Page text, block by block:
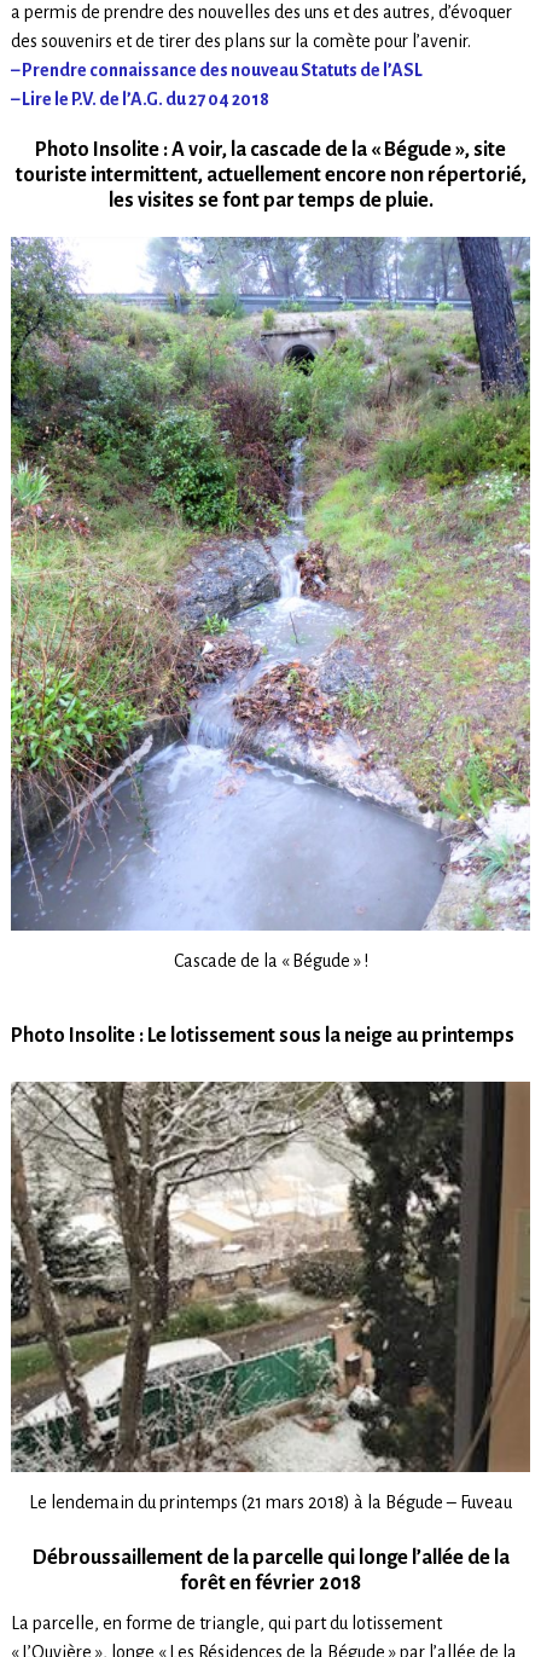
a permis de prendre des nouvelles des uns et des autres, d’évoquer
des souvenirs et de tirer des plans sur la comète pour l’avenir.
– Prendre connaissance des nouveau Statuts de l’ASL
– Lire le P.V. de l’A.G. du 27 04 2018
Photo Insolite :A voir, la cascade de la « Bégude », site
touriste intermittent, actuellement encore non répertorié,
les visites se font par temps de pluie.
Cascade de la « Bégude » !
Photo Insolite :Le lotissement sous la neige au printemps
Le lendemain du printemps (21 mars 2018) à la Bégude – Fuveau
Débroussaillement de la parcelle qui longe l’allée de la
forêt en février 2018
La parcelle, en forme de triangle, qui part du lotissement
« L’Ouvière », longe « Les Résidences de la Bégude » par l’allée de la